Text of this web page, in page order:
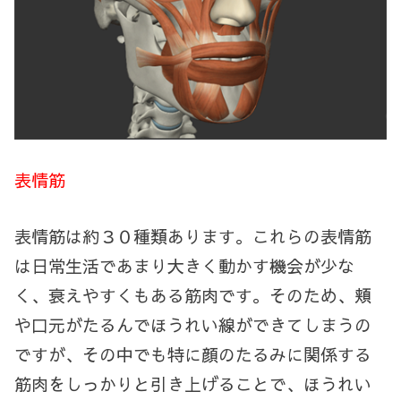
表情筋
表情筋は約３０種類あります。これらの表情筋
は日常生活であまり大きく動かす機会が少な
く、衰えやすくもある筋肉です。そのため、頬
や口元がたるんでほうれい線ができてしまうの
ですが、その中でも特に顔のたるみに関係する
筋肉をしっかりと引き上げることで、ほうれい